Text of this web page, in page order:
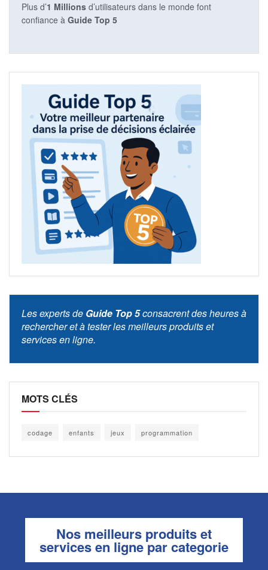
Plus d’1 Millions d’utilisateurs dans le monde font
confiance à Guide Top 5
Les experts de Guide Top 5consacrent des heures à
rechercher et à tester les meilleurs produits et
services en ligne.
MOTS CLÉS
codage enfants jeux programmation
Nos meilleurs produits et
services en ligne par categorie